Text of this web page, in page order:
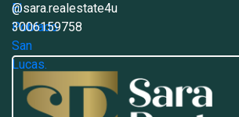
@sara.realestate4u
3006159758